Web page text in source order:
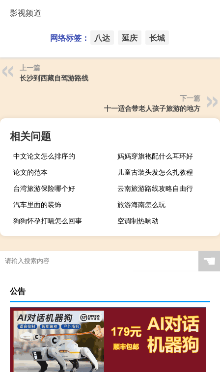
影视频道
网络标签： 八达 延庆 长城
上一篇
长沙到西藏自驾游路线
下一篇
十一适合带老人孩子旅游的地方
相关问题
中文论文怎么排序的
妈妈穿旗袍配什么耳环好
论文的范本
儿童古装头发怎么扎教程
台湾旅游保险哪个好
云南旅游路线攻略自由行
汽车里面的装饰
旅游海南怎么玩
狗狗怀孕打嗝怎么回事
空调制热响动
☚
公告